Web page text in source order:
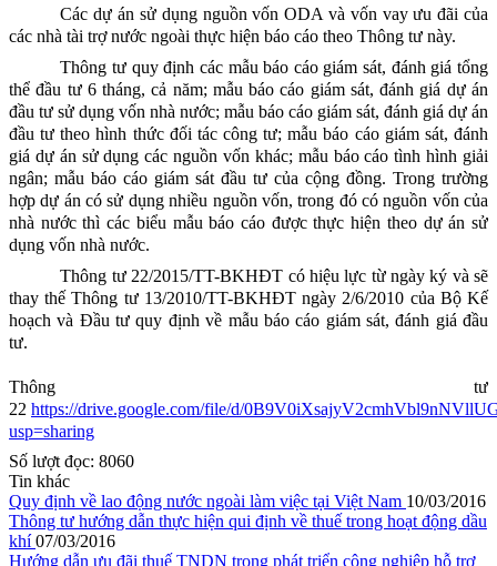
Các dự án sử dụng nguồn vốn ODA và vốn vay ưu đãi của
các nhà tài trợ nước ngoài thực hiện báo cáo theo Thông tư này.
Thông tư quy định các mẫu báo cáo giám sát, đánh giá tổng
thể đầu tư 6 tháng, cả năm; mẫu báo cáo giám sát, đánh giá dự án
đầu tư sử dụng vốn nhà nước; mẫu báo cáo giám sát, đánh giá dự án
đầu tư theo hình thức đối tác công tư; mẫu báo cáo giám sát, đánh
giá dự án sử dụng các nguồn vốn khác; mẫu báo cáo tình hình giải
ngân; mẫu báo cáo giám sát đầu tư của cộng đồng. Trong trường
hợp dự án có sử dụng nhiều nguồn vốn, trong đó có nguồn vốn của
nhà nước thì các biểu mẫu báo cáo được thực hiện theo dự án sử
dụng vốn nhà nước.
Thông tư 22/2015/TT-BKHĐT có hiệu lực từ ngày ký và sẽ
thay thế Thông tư 13/2010/TT-BKHĐT ngày 2/6/2010 của Bộ Kế
hoạch và Đầu tư quy định về mẫu báo cáo giám sát, đánh giá đầu
tư.
Thông tư
22 https://drive.google.com/file/d/
usp=sharing
Số lượt đọc: 8060
Tin khác
Quy định về lao động nước ngoài làm việc tại Việt Nam 10/03/2016
Thông tư hướng dẫn thực hiện qui định về thuế trong hoạt động dầu
khí07/03/2016
Hướng dẫn ưu đãi thuế TNDN trong phát triển công nghiệp hỗ trợ